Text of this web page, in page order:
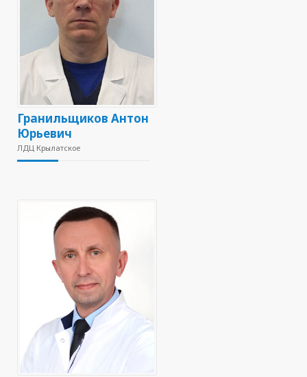
Гранильщиков Антон
Юрьевич
ЛДЦ Крылатское